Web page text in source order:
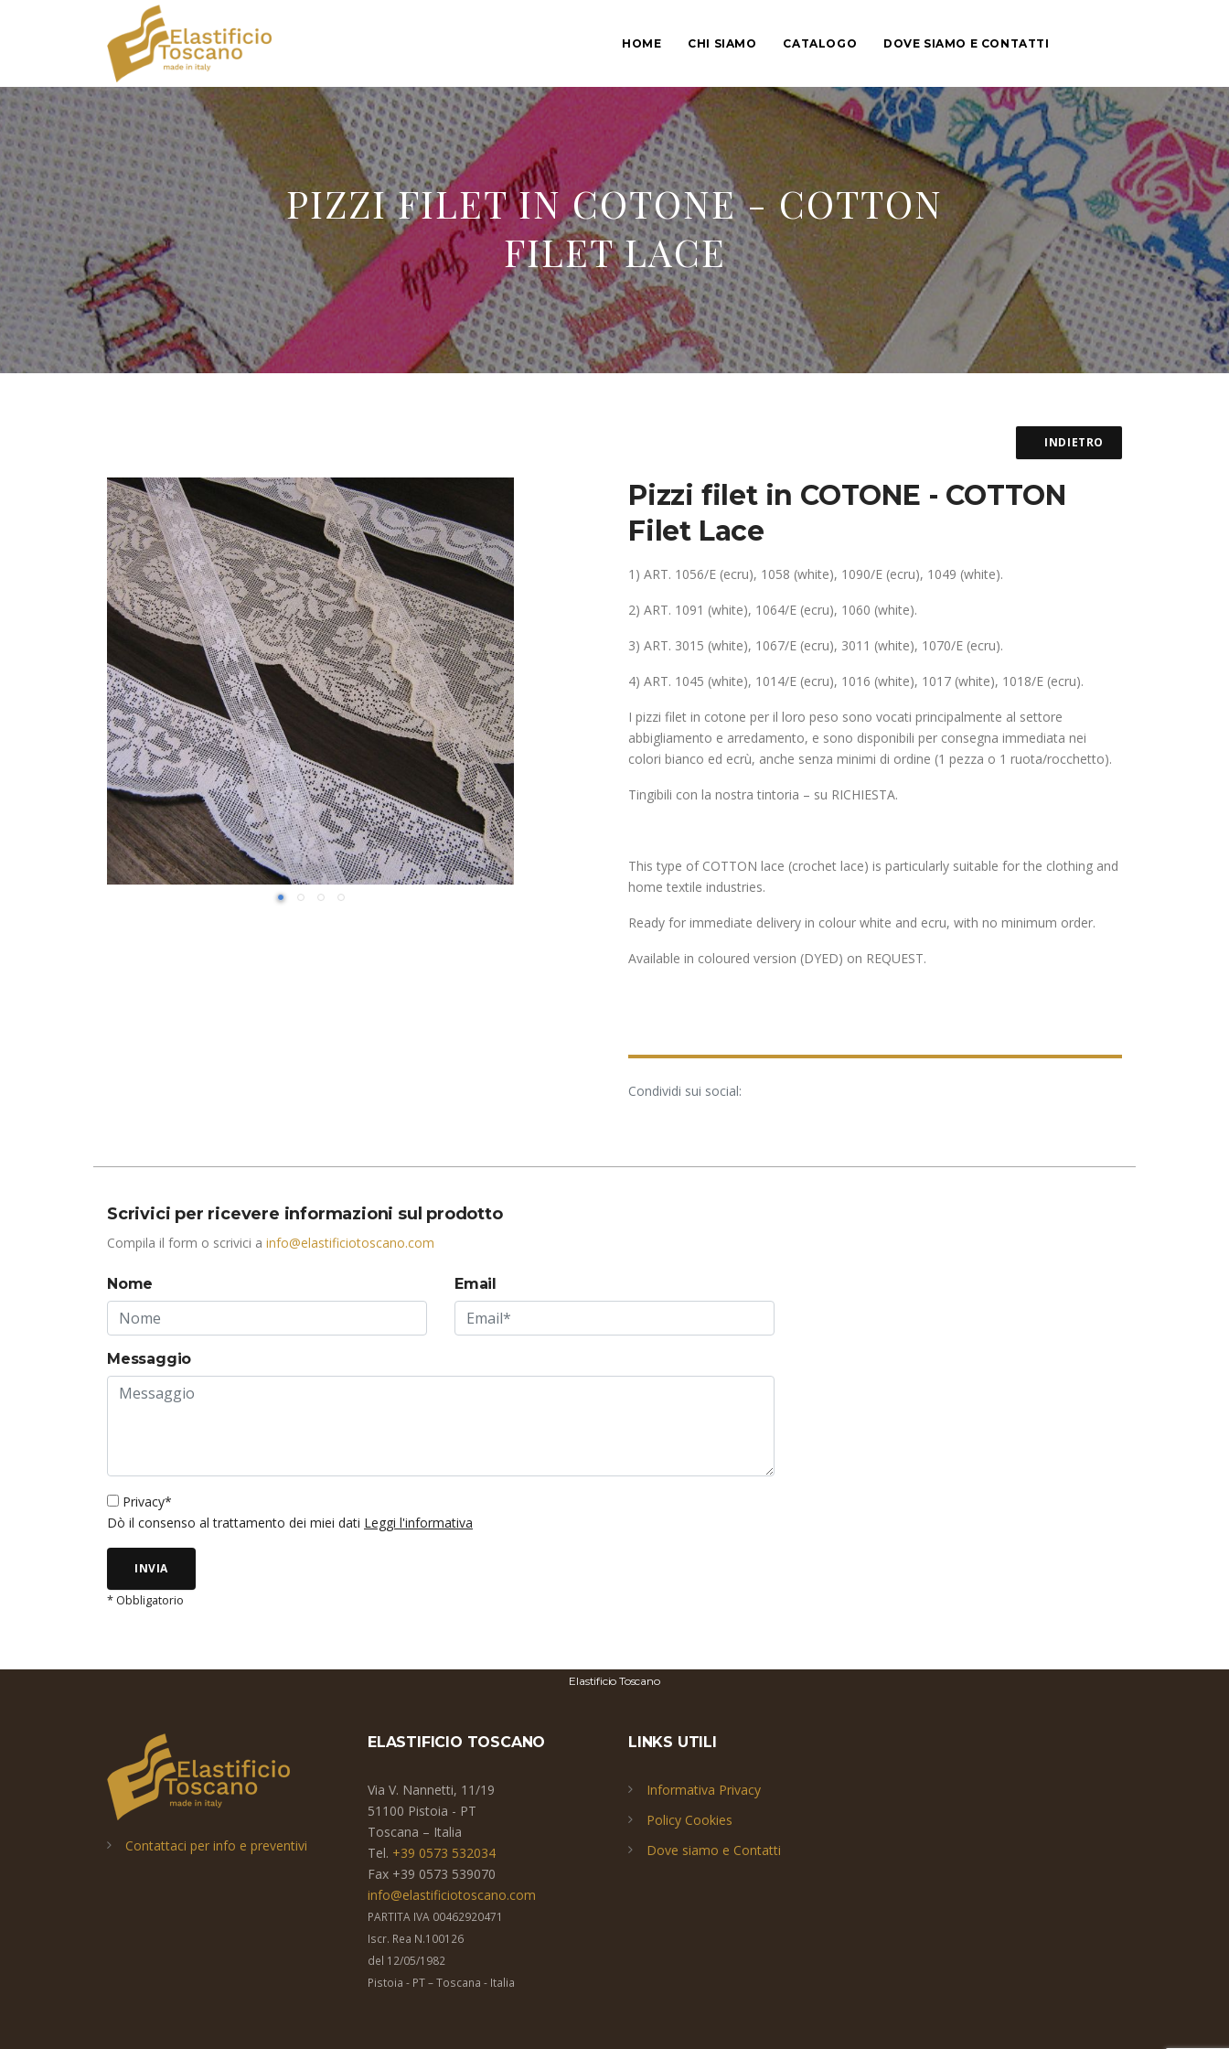
HOME CHI SIAMO CATALOGO DOVE SIAMO E CONTATTI
PIZZI FILET IN COTONE - COTTON
FILET LACE
INDIETRO
Pizzi filet in COTONE - COTTON
Filet Lace
1) ART. 1056/E (ecru), 1058 (white), 1090/E (ecru), 1049 (white).
2) ART. 1091 (white), 1064/E (ecru), 1060 (white).
3) ART. 3015 (white), 1067/E (ecru), 3011 (white), 1070/E (ecru).
4) ART. 1045 (white), 1014/E (ecru), 1016 (white), 1017 (white), 1018/E (ecru).
I pizzi filet in cotone per il loro peso sono vocati principalmente al settore
abbigliamento e arredamento, e sono disponibili per consegna immediata nei
colori bianco ed ecrù, anche senza minimi di ordine (1 pezza o 1 ruota/rocchetto).
Tingibili con la nostra tintoria – su RICHIESTA.
This type of COTTON lace (crochet lace) is particularly suitable for the clothing and
home textile industries.
Ready for immediate delivery in colour white and ecru, with no minimum order.
Available in coloured version (DYED) on REQUEST.
Condividi sui social:
Scrivici per ricevere informazioni sul prodotto
Compila il form o scrivici a info@elastificiotoscano.com
Nome Email
Messaggio
Privacy*
Dò il consenso al trattamento dei miei dati Leggi l'informativa
INVIA
* Obbligatorio
Elastificio Toscano
Contattaci per info e preventivi
ELASTIFICIO TOSCANO
Via V. Nannetti, 11/19
51100 Pistoia - PT
Toscana – Italia
Tel. +39 0573 532034
Fax +39 0573 539070
info@elastificiotoscano.com
PARTITA IVA 00462920471
Iscr. Rea N.100126
del 12/05/1982
Pistoia - PT – Toscana - Italia
LINKS UTILI
Informativa Privacy
Policy Cookies
Dove siamo e Contatti